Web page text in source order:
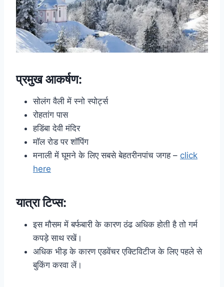
प्रमुख आकर्षण:
सोलंग वैली में स्नो स्पोर्ट्स
रोहतांग पास
हडिंबा देवी मंदिर
मॉल रोड पर शॉपिंग
मनाली में घूमने के लिए सबसे बेहतरीनपांच जगह – click
here
यात्रा टिप्स:
इस मौसम में बर्फबारी के कारण ठंढ अधिक होती है तो गर्म
कपड़े साथ रखें।
अधिक भीड़ के कारण एडवेंचर एक्टिविटीज के लिए पहले से
बुकिंग करवा लें।